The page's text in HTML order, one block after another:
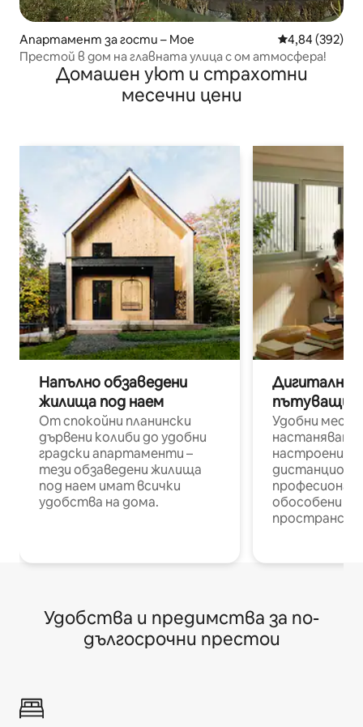
Апартамент за гости – Мое Средна
4,84 (392)
Престой в дом на главната улица с ом атмосфера!
Домашен уют и страхотни
месечни цени
Напълно обзаведени
жилища под наем
От спокойни планински
дървени колиби до удобни
градски апартаменти –
тези обзаведени жилища
под наем имат всички
удобства на дома.
Дигитални
пътуващи
Удобни
настаняване
настроени и
обособени
Удобства и предимства за по-
дългосрочни престои